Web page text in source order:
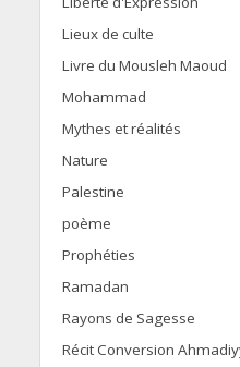
Lieux de culte
Livre du Mousleh Maoud
Mohammad
Mythes et réalités
Nature
Palestine
poème
Prophéties
Ramadan
Rayons de Sagesse
Récit Conversion